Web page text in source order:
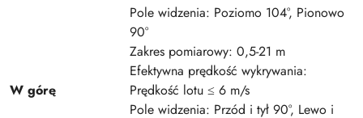
Pole widzenia: Poziomo 104°, Pionowo
90°
W górę
Zakres pomiarowy: 0,5-21 m
Efektywna prędkość wykrywania:
Prędkość lotu ≤ 6 m/s
Pole widzenia: Przód i tył 90°, Lewo i